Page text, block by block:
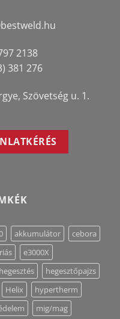
2138
381 276
Szövetség u. 1.
akkumulátor
cebora
e3000X
hegesztés
hegesztőpajzs
Helix
hypertherm
mig/mag